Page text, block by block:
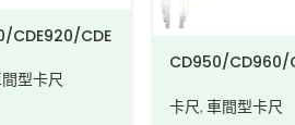
CD950/CD960/CD97
0
970B